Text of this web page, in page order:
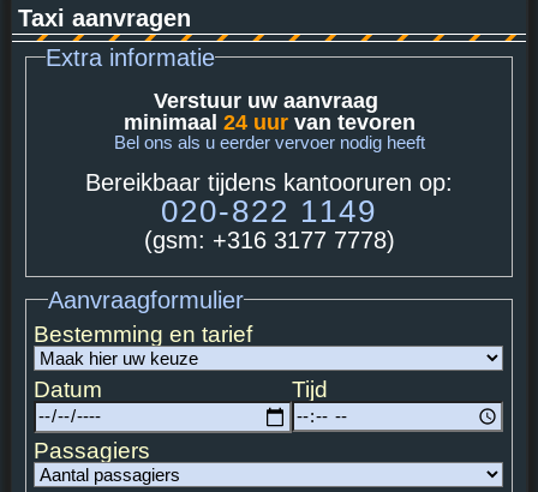
Taxi aanvragen
Extra informatie
Verstuur uw aanvraag
minimaal 24 uurvan tevoren
Bel ons als u eerder vervoer nodig heeft
Bereikbaar tijdens kantooruren op:
020-822 1149
(gsm: +316 3177 7778)
Aanvraagformulier
Bestemming en tarief
Datum Tijd
Passagiers